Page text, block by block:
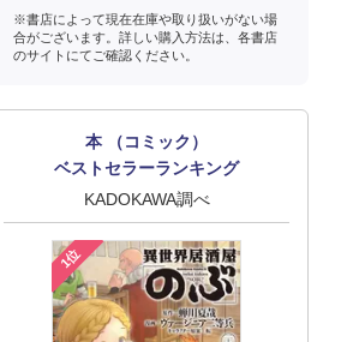
※書店によって現在在庫や取り扱いがない場
合がございます。詳しい購入方法は、各書店
のサイトにてご確認ください。
本 （コミック）
ベストセラーランキング
KADOKAWA調べ
1位